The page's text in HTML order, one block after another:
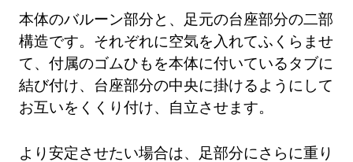
本体のバルーン部分と、足元の台座部分の二部
構造です。それぞれに空気を入れてふくらませ
て、付属のゴムひもを本体に付いているタブに
結び付け、台座部分の中央に掛けるようにして
お互いをくくり付け、自立させます。
より安定させたい場合は、足部分にさらに重り